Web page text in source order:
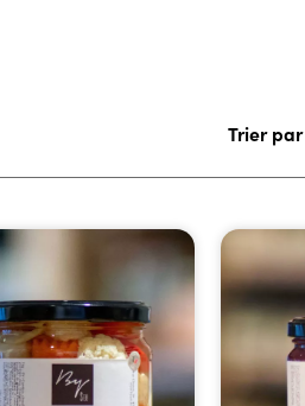
Trier par